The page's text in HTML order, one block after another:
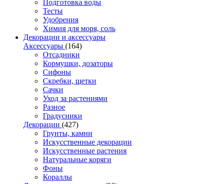
Подготовка воды
Тесты
Удобрения
Химия для моря, соль
Декорации и аксессуары
Аксессуары (164)
Отсадники
Кормушки, дозаторы
Сифоны
Скребки, щетки
Сачки
Уход за растениями
Разное
Градусники
Декорации (427)
Грунты, камни
Искусственные декорации
Искусственные растения
Натуральные коряги
Фоны
Кораллы